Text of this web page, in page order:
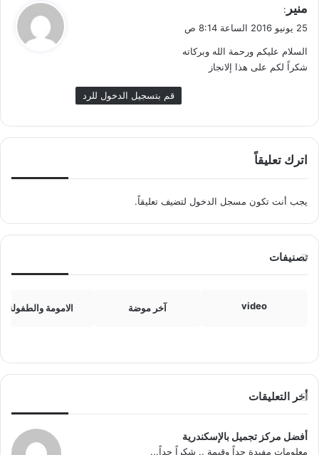
ل
منير :
25 يونيو 2016 الساعة 8:14 ص
السلام عليكم ورحمة الله وبركاته
شكراً لكم على هذا إلانجاز
قم بتسجيل الدخول للرد
اترك تعليقاً
يجب أنت تكون مسجل الدخول لتضيف تعليقاً.
تصنيفات
video آخر موضة الامومة والطفولة
أخر التعليقات
أفضل مركز تجميل بالإسكندرية
معلومات مفيدة جداً وقيمة .. شكراً جداً...